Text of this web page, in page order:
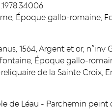
Époque gallo-romaine,
1564, Argent et or, n°inv
Époque gallo-
de la Sainte Croix,
de Léau - Parchemin